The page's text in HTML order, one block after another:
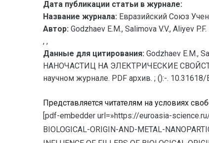
Дата публикации статьи в журнале:
Название журнала: Евразийский Союз
Автор: Godzhaev E.M., Salimova V.V., Aliyev P.F.
, ,
Данные для цитирования: Godzhaev
НАНОЧАСТИЦ НА ЭЛЕКТРИЧЕСКИЕ
научном журнале. PDF архив. ; ():-.
Представляется читателям на условиях
[pdf-embedder url=»https://euroasia-
BIOLOGICAL-ORIGIN-AND-METAL-